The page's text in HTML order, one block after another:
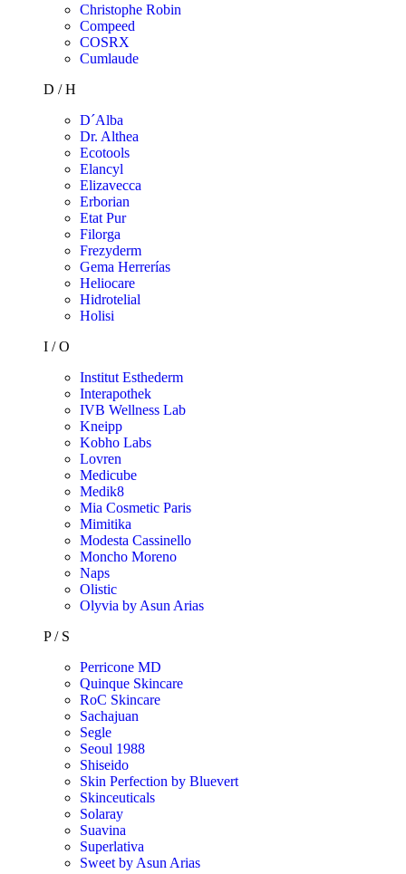
Christophe Robin
Compeed
COSRX
Cumlaude
D / H
D´Alba
Dr. Althea
Ecotools
Elancyl
Elizavecca
Erborian
Etat Pur
Filorga
Frezyderm
Gema Herrerías
Heliocare
Hidrotelial
Holisi
I / O
Institut Esthederm
Interapothek
IVB Wellness Lab
Kneipp
Kobho Labs
Lovren
Medicube
Medik8
Mia Cosmetic Paris
Mimitika
Modesta Cassinello
Moncho Moreno
Naps
Olistic
Olyvia by Asun Arias
P / S
Perricone MD
Quinque Skincare
RoC Skincare
Sachajuan
Segle
Seoul 1988
Shiseido
Skin Perfection by Bluevert
Skinceuticals
Solaray
Suavina
Superlativa
Sweet by Asun Arias